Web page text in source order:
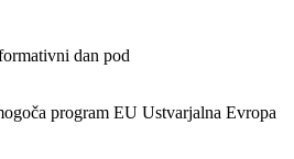
dan pod
program EU Ustvarjalna Evropa